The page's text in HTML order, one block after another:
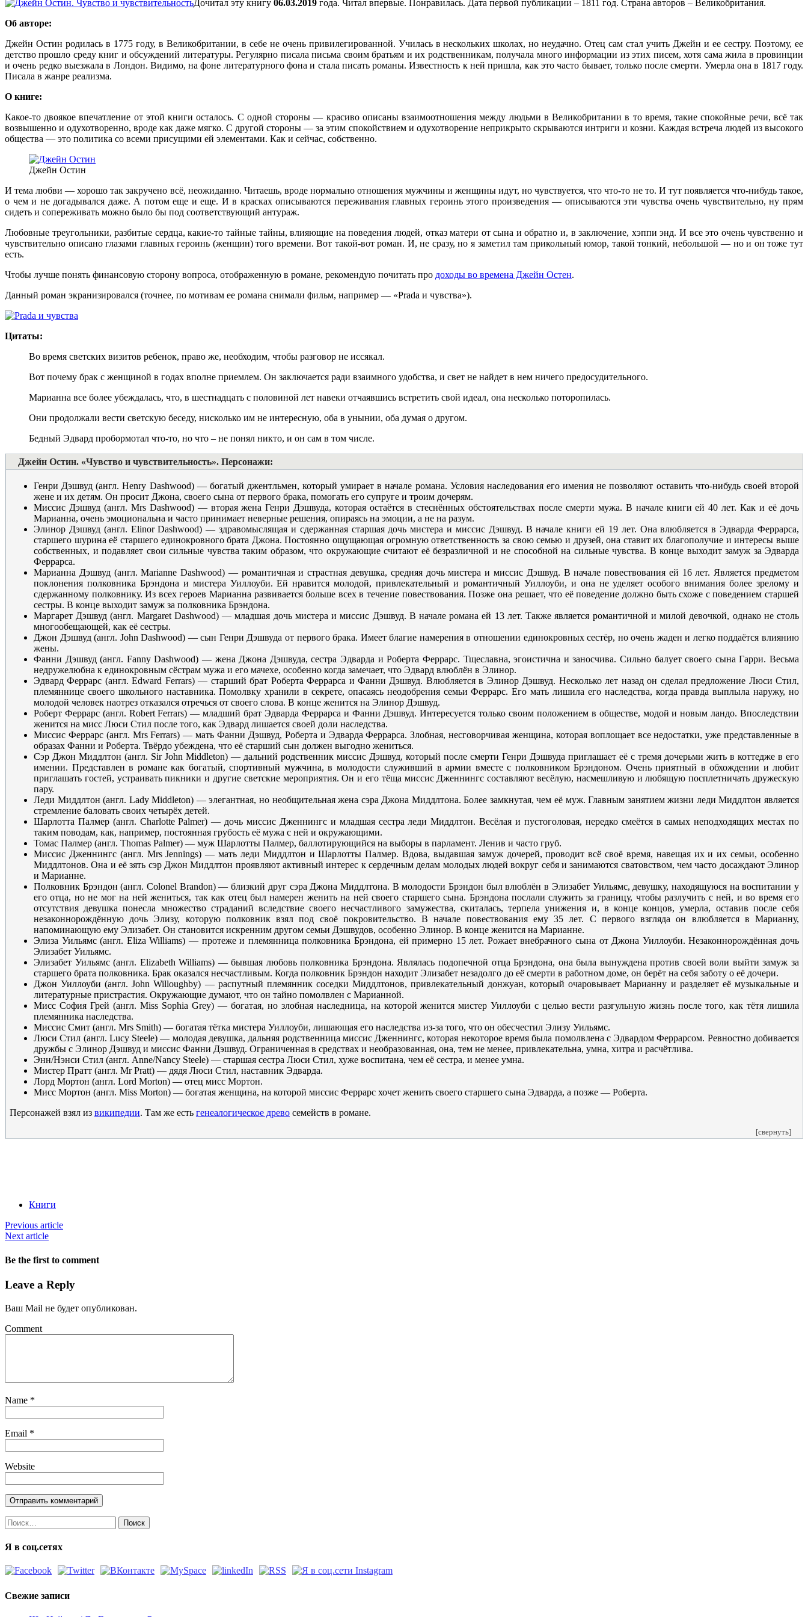
Дочитал эту книгу 06.03.2019 года. Читал впервые. Понравилась. Дата первой публикации – 1811 год. Страна авторов – Великобритания.
Об авторе:
Джейн Остин родилась в 1775 году, в Великобритании, в себе не очень привилегированной. Училась в нескольких школах, но неудачно. Отец сам стал учить Джейн и ее сестру. Поэтому, ее
детство прошло среду книг и обсуждений литературы. Регулярно писала письма своим братьям и их родственникам, получала много информации из этих писем, хотя сама жила в провинции
и очень редко выезжала в Лондон. Видимо, на фоне литературного фона и стала писать романы. Известность к ней пришла, как это часто бывает, только после смерти. Умерла она в 1817 году.
Писала в жанре реализма.
О книге:
Какое-то двоякое впечатление от этой книги осталось. С одной стороны — красиво описаны взаимоотношения между людьми в Великобритании в то время, такие спокойные речи, всё так
возвышенно и одухотворенно, вроде как даже мягко. С другой стороны — за этим спокойствием и одухотворение неприкрыто скрываются интриги и козни. Каждая встреча людей из высокого
общества — это политика со всеми присущими ей элементами. Как и сейчас, собственно.
Джейн Остин
И тема любви — хорошо так закручено всё, неожиданно. Читаешь, вроде нормально отношения мужчины и женщины идут, но чувствуется, что что-то не то. И тут появляется что-нибудь такое,
о чем и не догадывался даже. А потом еще и еще. И в красках описываются переживания главных героинь этого произведения — описываются эти чувства очень чувствительно, ну прям
сидеть и сопереживать можно было бы под соответствующий антураж.
Любовные треугольники, разбитые сердца, какие-то тайные тайны, влияющие на поведения людей, отказ матери от сына и обратно и, в заключение, хэппи энд. И все это очень чувственно и
чувствительно описано глазами главных героинь (женщин) того времени. Вот такой-вот роман. И, не сразу, но я заметил там прикольный юмор, такой тонкий, небольшой — но и он тоже тут
есть.
Чтобы лучше понять финансовую сторону вопроса, отображенную в романе, рекомендую почитать про доходы во времена Джейн Остен.
Данный роман экранизировался (точнее, по мотивам ее романа снимали фильм, например — «Prada и чувства»).
Цитаты:
Во время светских визитов ребенок, право же, необходим, чтобы разговор не иссякал.
Вот почему брак с женщиной в годах вполне приемлем. Он заключается ради взаимного удобства, и свет не найдет в нем ничего предосудительного.
Марианна все более убеждалась, что, в шестнадцать с половиной лет навеки отчаявшись встретить свой идеал, она несколько поторопилась.
Они продолжали вести светскую беседу, нисколько им не интересную, оба в унынии, оба думая о другом.
Бедный Эдвард пробормотал что-то, но что – не понял никто, и он сам в том числе.
Джейн Остин. «Чувство и чувствительность». Персонажи:
Генри Дэшвуд (англ. Henry Dashwood) — богатый джентльмен, который умирает в начале романа. Условия наследования его имения не позволяют оставить что-нибудь своей второй
жене и их детям. Он просит Джона, своего сына от первого брака, помогать его супруге и троим дочерям.
Миссис Дэшвуд (англ. Mrs Dashwood) — вторая жена Генри Дэшвуда, которая остаётся в стеснённых обстоятельствах после смерти мужа. В начале книги ей 40 лет. Как и её дочь
Марианна, очень эмоциональна и часто принимает неверные решения, опираясь на эмоции, а не на разум.
Элинор Дэшвуд (англ. Elinor Dashwood) — здравомыслящая и сдержанная старшая дочь мистера и миссис Дэшвуд. В начале книги ей 19 лет. Она влюбляется в Эдварда Феррарса,
старшего шурина её старшего единокровного брата Джона. Постоянно ощущающая огромную ответственность за свою семью и друзей, она ставит их благополучие и интересы выше
собственных, и подавляет свои сильные чувства таким образом, что окружающие считают её безразличной и не способной на сильные чувства. В конце выходит замуж за Эдварда
Феррарса.
Марианна Дэшвуд (англ. Marianne Dashwood) — романтичная и страстная девушка, средняя дочь мистера и миссис Дэшвуд. В начале повествования ей 16 лет. Является предметом
поклонения полковника Брэндона и мистера Уиллоуби. Ей нравится молодой, привлекательный и романтичный Уиллоуби, и она не уделяет особого внимания более зрелому и
сдержанному полковнику. Из всех героев Марианна развивается больше всех в течение повествования. Позже она решает, что её поведение должно быть схоже с поведением старшей
сестры. В конце выходит замуж за полковника Брэндона.
Маргарет Дэшвуд (англ. Margaret Dashwood) — младшая дочь мистера и миссис Дэшвуд. В начале романа ей 13 лет. Также является романтичной и милой девочкой, однако не столь
многообещающей, как её сестры.
Джон Дэшвуд (англ. John Dashwood) — сын Генри Дэшвуда от первого брака. Имеет благие намерения в отношении единокровных сестёр, но очень жаден и легко поддаётся влиянию
жены.
Фанни Дэшвуд (англ. Fanny Dashwood) — жена Джона Дэшвуда, сестра Эдварда и Роберта Феррарс. Тщеславна, эгоистична и заносчива. Сильно балует своего сына Гарри. Весьма
недружелюбна к единокровным сёстрам мужа и его мачехе, особенно когда замечает, что Эдвард влюблён в Элинор.
Эдвард Феррарс (англ. Edward Ferrars) — старший брат Роберта Феррарса и Фанни Дэшвуд. Влюбляется в Элинор Дэшвуд. Несколько лет назад он сделал предложение Люси Стил,
племяннице своего школьного наставника. Помолвку хранили в секрете, опасаясь неодобрения семьи Феррарс. Его мать лишила его наследства, когда правда выплыла наружу, но
молодой человек наотрез отказался отречься от своего слова. В конце женится на Элинор Дэшвуд.
Роберт Феррарс (англ. Robert Ferrars) — младший брат Эдварда Феррарса и Фанни Дэшвуд. Интересуется только своим положением в обществе, модой и новым ландо. Впоследствии
женится на мисс Люси Стил после того, как Эдвард лишается своей доли наследства.
Миссис Феррарс (англ. Mrs Ferrars) — мать Фанни Дэшвуд, Роберта и Эдварда Феррарса. Злобная, несговорчивая женщина, которая воплощает все недостатки, уже представленные в
образах Фанни и Роберта. Твёрдо убеждена, что её старший сын должен выгодно жениться.
Сэр Джон Миддлтон (англ. Sir John Middleton) — дальний родственник миссис Дэшвуд, который после смерти Генри Дэшвуда приглашает её с тремя дочерьми жить в коттедже в его
имении. Представлен в романе как богатый, спортивный мужчина, в молодости служивший в армии вместе с полковником Брэндоном. Очень приятный в обхождении и любит
приглашать гостей, устраивать пикники и другие светские мероприятия. Он и его тёща миссис Дженнингс составляют весёлую, насмешливую и любящую посплетничать дружескую
пару.
Леди Миддлтон (англ. Lady Middleton) — элегантная, но необщительная жена сэра Джона Миддлтона. Более замкнутая, чем её муж. Главным занятием жизни леди Миддлтон является
стремление баловать своих четырёх детей.
Шарлотта Палмер (англ. Charlotte Palmer) — дочь миссис Дженнингс и младшая сестра леди Миддлтон. Весёлая и пустоголовая, нередко смеётся в самых неподходящих местах по
таким поводам, как, например, постоянная грубость её мужа с ней и окружающими.
Томас Палмер (англ. Thomas Palmer) — муж Шарлотты Палмер, баллотирующийся на выборы в парламент. Ленив и часто груб.
Миссис Дженнингс (англ. Mrs Jennings) — мать леди Миддлтон и Шарлотты Палмер. Вдова, выдавшая замуж дочерей, проводит всё своё время, навещая их и их семьи, особенно
Миддлтонов. Она и её зять сэр Джон Миддлтон проявляют активный интерес к сердечным делам молодых людей вокруг себя и занимаются сватовством, чем часто досаждают Элинор
и Марианне.
Полковник Брэндон (англ. Colonel Brandon) — близкий друг сэра Джона Миддлтона. В молодости Брэндон был влюблён в Элизабет Уильямс, девушку, находящуюся на воспитании у
его отца, но не мог на ней жениться, так как отец был намерен женить на ней своего старшего сына. Брэндона послали служить за границу, чтобы разлучить с ней, и во время его
отсутствия девушка понесла множество страданий вследствие своего несчастливого замужества, скиталась, терпела унижения и, в конце концов, умерла, оставив после себя
незаконнорождённую дочь Элизу, которую полковник взял под своё покровительство. В начале повествования ему 35 лет. С первого взгляда он влюбляется в Марианну,
напоминающую ему Элизабет. Он становится искренним другом семьи Дэшвудов, особенно Элинор. В конце женится на Марианне.
Элиза Уильямс (англ. Eliza Williams) — протеже и племянница полковника Брэндона, ей примерно 15 лет. Рожает внебрачного сына от Джона Уиллоуби. Незаконнорождённая дочь
Элизабет Уильямс.
Элизабет Уильямс (англ. Elizabeth Williams) — бывшая любовь полковника Брэндона. Являлась подопечной отца Брэндона, она была вынуждена против своей воли выйти замуж за
старшего брата полковника. Брак оказался несчастливым. Когда полковник Брэндон находит Элизабет незадолго до её смерти в работном доме, он берёт на себя заботу о её дочери.
Джон Уиллоуби (англ. John Willoughby) — распутный племянник соседки Миддлтонов, привлекательный донжуан, который очаровывает Марианну и разделяет её музыкальные и
литературные пристрастия. Окружающие думают, что он тайно помолвлен с Марианной.
Мисс София Грей (англ. Miss Sophia Grey) — богатая, но злобная наследница, на которой женится мистер Уиллоуби с целью вести разгульную жизнь после того, как тётя лишила
племянника наследства.
Миссис Смит (англ. Mrs Smith) — богатая тётка мистера Уиллоуби, лишающая его наследства из-за того, что он обесчестил Элизу Уильямс.
Люси Стил (англ. Lucy Steele) — молодая девушка, дальняя родственница миссис Дженнингс, которая некоторое время была помолвлена с Эдвардом Феррарсом. Ревностно добивается
дружбы с Элинор Дэшвуд и миссис Фанни Дэшвуд. Ограниченная в средствах и необразованная, она, тем не менее, привлекательна, умна, хитра и расчётлива.
Энн/Нэнси Стил (англ. Anne/Nancy Steele) — старшая сестра Люси Стил, хуже воспитана, чем её сестра, и менее умна.
Мистер Пратт (англ. Mr Pratt) — дядя Люси Стил, наставник Эдварда.
Лорд Мортон (англ. Lord Morton) — отец мисс Мортон.
Мисс Мортон (англ. Miss Morton) — богатая женщина, на которой миссис Феррарс хочет женить своего старшего сына Эдварда, а позже — Роберта.
Персонажей взял из википедии. Там же есть генеалогическое древо семейств в романе.
[свернуть]
Книги
Previous article
Next article
Be the first to comment
Leave a Reply
Ваш Mail не будет опубликован.
Comment
Name *
Email *
Website
Найти:
Я в соц.сетях
Свежие записи